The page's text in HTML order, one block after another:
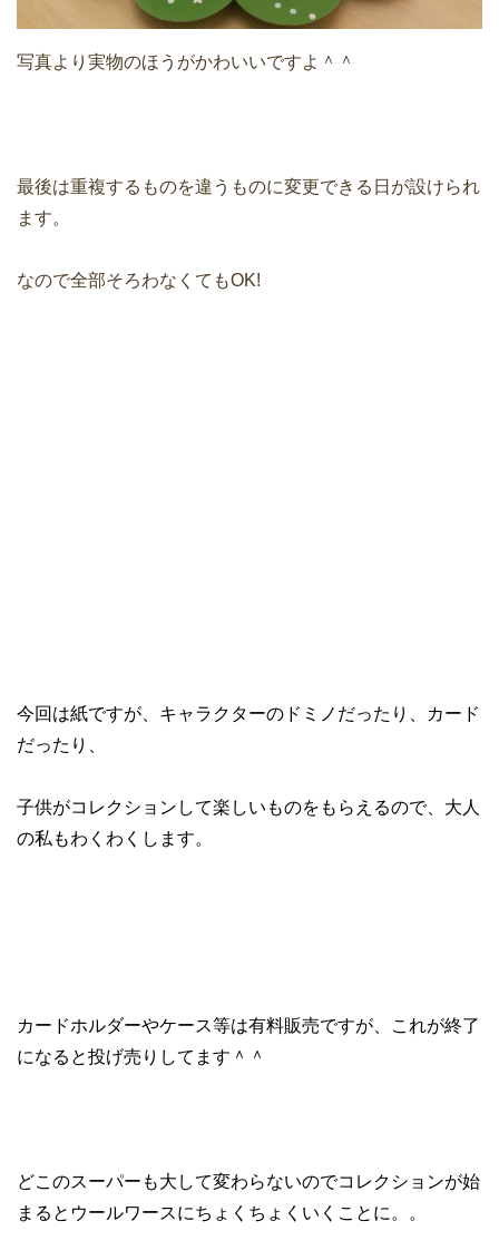
写真より実物のほうがかわいいですよ＾＾
最後は重複するものを違うものに変更できる日が設けられ
ます。
なので全部そろわなくてもOK!
今回は紙ですが、キャラクターのドミノだったり、カード
だったり、
子供がコレクションして楽しいものをもらえるので、大人
の私もわくわくします。
カードホルダーやケース等は有料販売ですが、これが終了
になると投げ売りしてます＾＾
どこのスーパーも大して変わらないのでコレクションが始
まるとウールワースにちょくちょくいくことに。。